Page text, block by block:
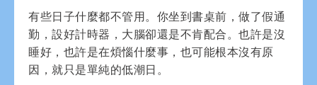
有些日子什麼都不管用。你坐到書桌前，做了假通
勤，設好計時器，大腦卻還是不肯配合。也許是沒
睡好，也許是在煩惱什麼事，也可能根本沒有原
因，就只是單純的低潮日。